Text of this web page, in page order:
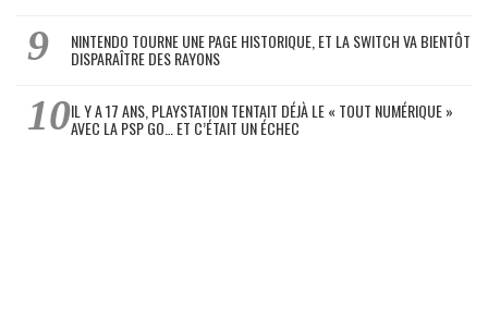
NINTENDO TOURNE UNE PAGE HISTORIQUE, ET LA SWITCH VA BIENTÔT
DISPARAÎTRE DES RAYONS
IL Y A 17 ANS, PLAYSTATION TENTAIT DÉJÀ LE « TOUT NUMÉRIQUE »
AVEC LA PSP GO… ET C’ÉTAIT UN ÉCHEC